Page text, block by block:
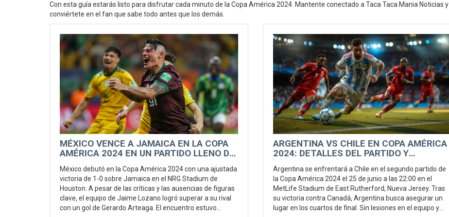
Con esta guía estarás listo para disfrutar cada minuto de la Copa América 2024. Mantente conectado a Taca Taca Mania Noticias y
conviértete en el fan que sabe todo antes que los demás.
MÉXICO VENCE A JAMAICA EN LA COPA
AMÉRICA 2024 EN UN PARTIDO LLENO DE
México debutó en la Copa América 2024 con una ajustada
victoria de 1-0 sobre Jamaica en el NRG Stadium de
Houston. A pesar de las críticas y las ausencias de figuras
clave, el equipo de Jaime Lozano logró superar a su rival
con un gol de Gerardo Arteaga. El encuentro estuvo
ARGENTINA VS CHILE EN COPA AMÉRICA
2024: DETALLES DEL PARTIDO Y
Argentina se enfrentará a Chile en el segundo partido de
la Copa América 2024 el 25 de junio a las 22:00 en el
MetLife Stadium de East Rutherford, Nueva Jersey. Tras
su victoria contra Canadá, Argentina busca asegurar un
lugar en los cuartos de final. Sin lesiones en el equipo y